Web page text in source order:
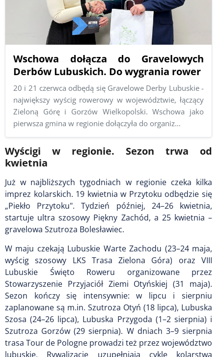
Wschowa dołącza do Gravelowych
Derbów Lubuskich. Do wygrania rower
20 i 21 czerwca odbędą się Gravelowe Derby Lubuskie -
największy wyścig rowerowy w województwie, łączący
Zieloną Górę i Gorzów Wielkopolski. Wschowa jako
pierwsza gmina w regionie dołączyła do organiz…
Wyścigi w regionie. Sezon trwa od
kwietnia
Już w najbliższych tygodniach w regionie czeka kilka
imprez kolarskich. 19 kwietnia w Przytoku odbędzie się
„Piekło Przytoku". Tydzień później, 24–26 kwietnia,
startuje ultra szosowy Piękny Zachód, a 25 kwietnia –
gravelowa Szutroza Bolesławiec.
W maju czekają Lubuskie Warte Zachodu (23–24 maja,
wyścig szosowy LKS Trasa Zielona Góra) oraz VIII
Lubuskie Święto Roweru organizowane przez
Stowarzyszenie Przyjaciół Ziemi Otyńskiej (31 maja).
Sezon kończy się intensywnie: w lipcu i sierpniu
zaplanowane są m.in. Szutroza Otyń (18 lipca), Lubuska
Szosa (24–26 lipca), Lubuska Przygoda (1–2 sierpnia) i
Szutroza Gorzów (29 sierpnia). W dniach 3–9 sierpnia
trasa Tour de Pologne prowadzi też przez województwo
lubuskie. Rywalizację uzupełniają cykle kolarstwa